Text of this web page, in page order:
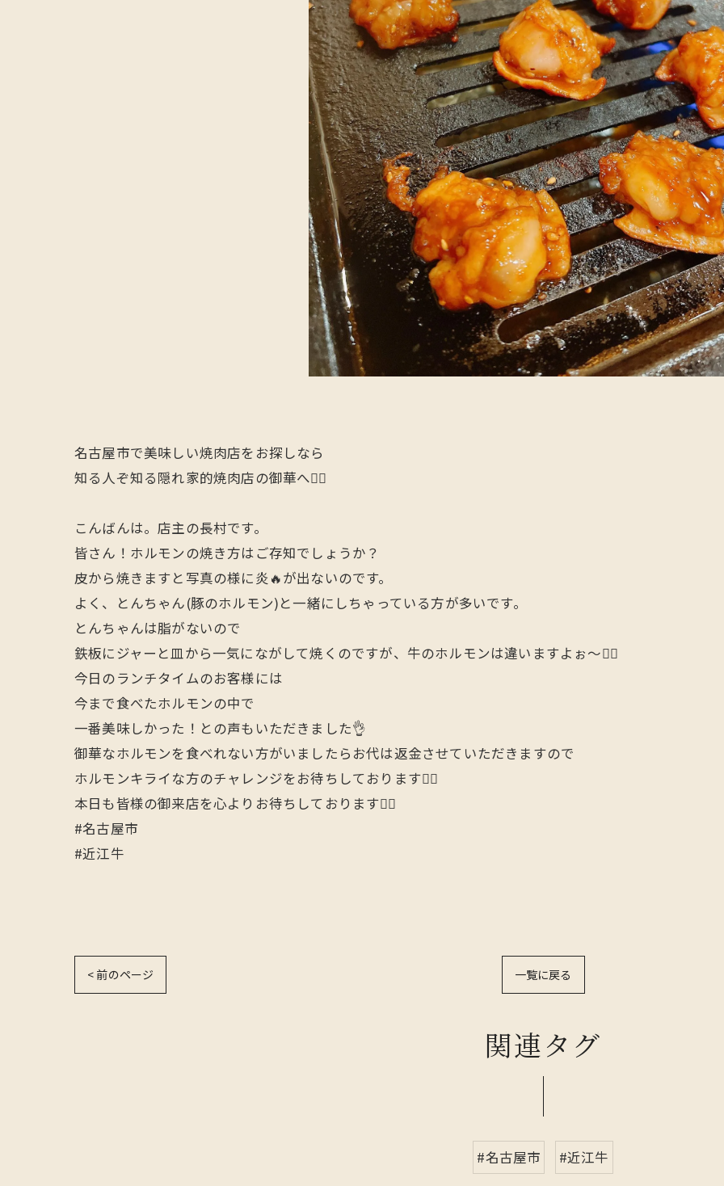
名古屋市で美味しい焼肉店をお探しなら
知る人ぞ知る隠れ家的焼肉店の御華へ🙋‍♂️
こんばんは。店主の長村です。
皆さん！ホルモンの焼き方はご存知でしょうか？
皮から焼きますと写真の様に炎🔥が出ないのです。
よく、とんちゃん(豚のホルモン)と一緒にしちゃっている方が多いです。
とんちゃんは脂がないので
鉄板にジャーと皿から一気にながして焼くのですが、牛のホルモンは違いますよぉ〜🙋‍♂️
今日のランチタイムのお客様には
今まで食べたホルモンの中で
一番美味しかった！との声もいただきました👌
御華なホルモンを食べれない方がいましたらお代は返金させていただきますので
ホルモンキライな方のチャレンジをお待ちしております🙋‍♂️
本日も皆様の御来店を心よりお待ちしております🙇‍♂️
#名古屋市
#近江牛
< 前のページ 一覧に戻る
関連タグ
#名古屋市 #近江牛